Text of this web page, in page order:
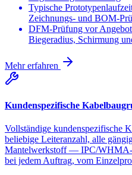
Typische
Zeichnungs- und BOM-
DFM-Prüfung vor
Biegeradius, Schirmung
Mehr erfahren
Kundenspezifische
Vollständige kundenspezifische
beliebige Leiteranzahl, alle
Mantelwerkstoff — IPC/WHMA-
bei jedem Auftrag, vom